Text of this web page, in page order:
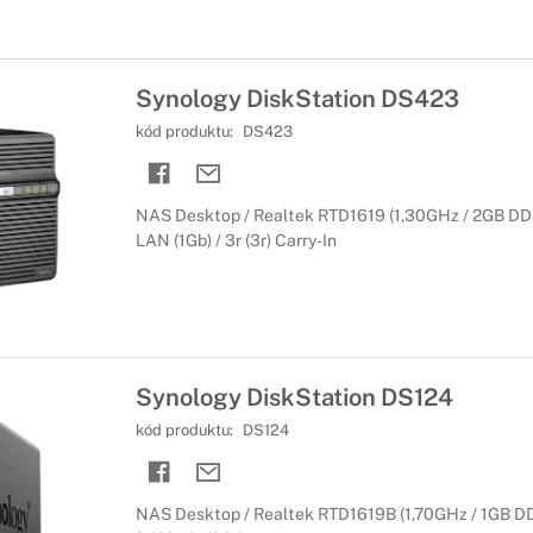
Synology DiskStation DS423
kód produktu: DS423
NAS Desktop / Realtek RTD1619 (1,30GHz / 2GB
LAN (1Gb) / 3r (3r) Carry-In
Synology DiskStation DS124
kód produktu: DS124
NAS Desktop / Realtek RTD1619B (1,70GHz / 1GB